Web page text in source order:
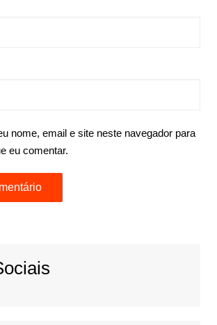
nome, email e site neste navegador para
eu comentar.